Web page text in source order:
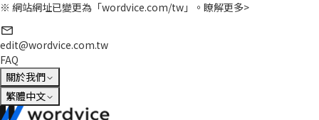
※ 網站網址已變更為「wordvice.com/tw」。 瞭解更多>
edit@wordvice.com.tw
FAQ
關於我們
繁體中文